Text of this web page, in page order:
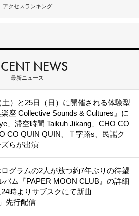
アクセスランキング
NEWS
最新ニュース
土）と25日（日）に開催される体験型
座 Collective Sounds & Cultures』に
、滞空時間 Taikuh Jikang、CHO CO
CO QUIN QUIN、Ｔ字路s、民謡ク
らが出演
グラムの2人が放つ約7年ぶりの待望
バム『PAPER MOON CLUB』の詳細
時よりサブスクにて新曲
先行配信